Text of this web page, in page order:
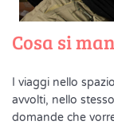
Cosa si
I viaggi nello
avvolti, nello
domande che